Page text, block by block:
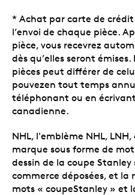
* Achat par carte de
l’envoi de chaque pièce.
pièce, vous recevrez
dès qu’elles seront émises.
pièces peut différer de
pouvezen tout temps
téléphonant ou en
canadienne.
NHL, l'emblème NHL,
marque sous forme de
dessin de la coupe
commerce déposées, et la
mots « coupeStanley » et